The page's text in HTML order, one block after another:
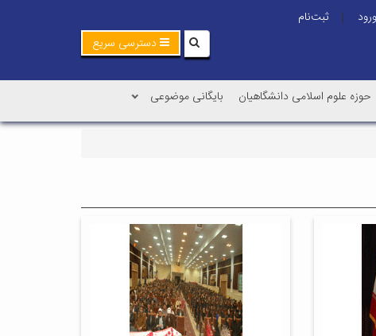
ورود |
ثبت‌نام
دسترسی سریع
حوزه علوم اسلامی دانشگاهیان بایگانی موضوعی